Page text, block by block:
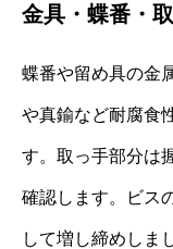
金具・蝶番・
蝶番や留め具の金
や真鍮など耐腐食
す。取っ手部分は
確認します。ビス
して増し締めしま